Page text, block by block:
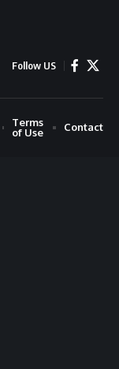
Follow US
Terms
of Use
Contact